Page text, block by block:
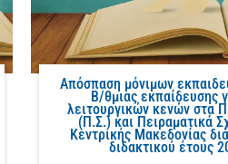
Απόσπαση μόνιμων
Β/θμιας εκπαίδευσης
λειτουργικών κενών στα
(Π.Σ.) και Πειραματικά
Κεντρικής Μακεδονίας
διδακτικού έτους